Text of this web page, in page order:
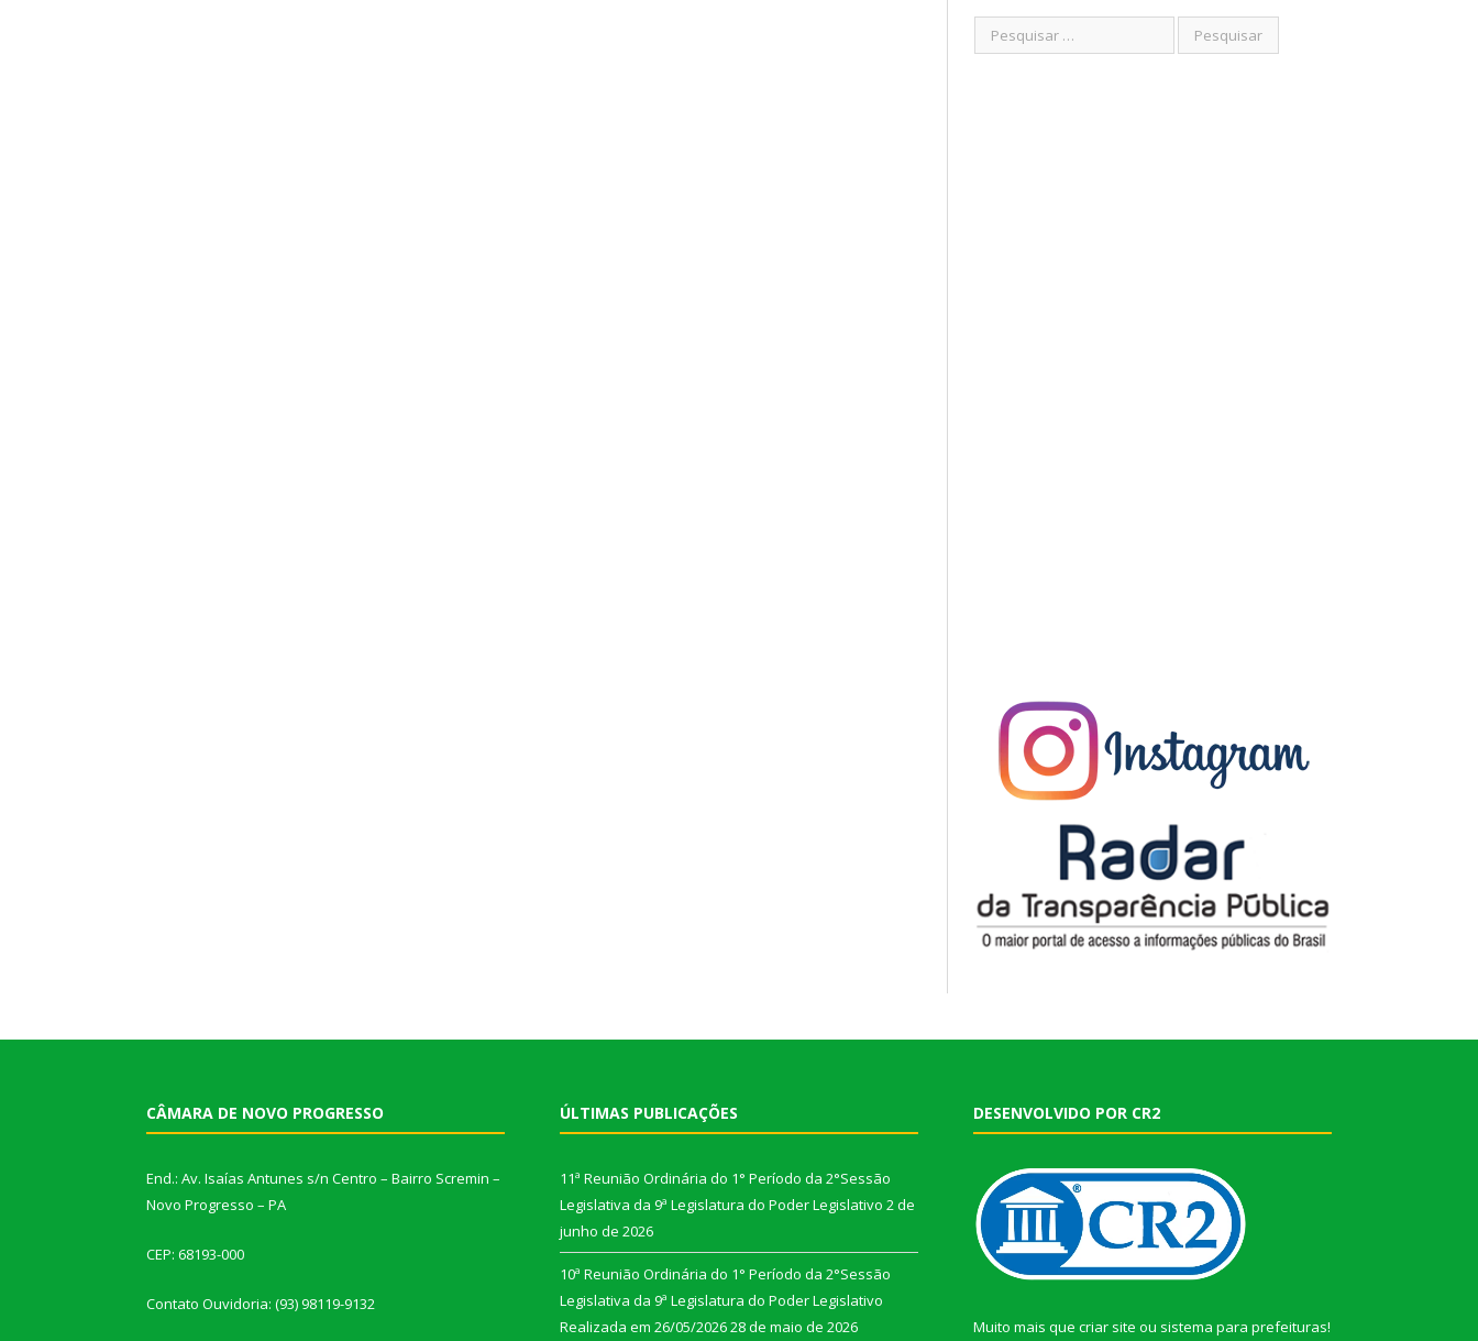
CÂMARA DE NOVO PROGRESSO
End.: Av. Isaías Antunes s/n Centro – Bairro Scremin –
Novo Progresso – PA
CEP: 68193-000
Contato Ouvidoria: (93) 98119-9132
ÚLTIMAS PUBLICAÇÕES
11ª Reunião Ordinária do 1° Período da 2°Sessão
Legislativa da 9ª Legislatura do Poder Legislativo 2 de
junho de 2026
10ª Reunião Ordinária do 1° Período da 2°Sessão
Legislativa da 9ª Legislatura do Poder Legislativo
Realizada em 26/05/202628 de maio de 2026
DESENVOLVIDO POR CR2
Muito mais que criar site ou sistema para prefeituras!